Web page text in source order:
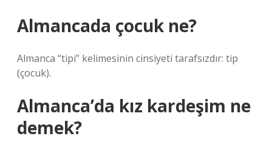
Almancada çocuk ne?
Almanca “tipi” kelimesinin cinsiyeti tarafsızdır: tip
(çocuk).
Almanca’da kız kardeşim ne
demek?